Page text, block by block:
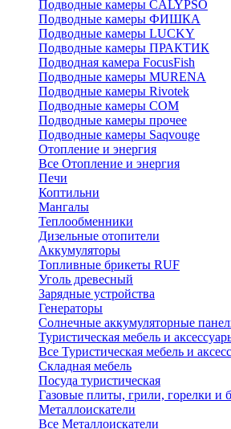
Подводные камеры CALYPSO
Подводные камеры ФИШКА
Подводные камеры LUCKY
Подводные камеры ПРАКТИК
Подводная камера FocusFish
Подводные камеры MURENA
Подводные камеры Rivotek
Подводные камеры СОМ
Подводные камеры прочее
Подводные камеры Saqvouge
Отопление и энергия
Все Отопление и энергия
Печи
Коптильни
Мангалы
Теплообменники
Дизельные отопители
Аккумуляторы
Топливные брикеты RUF
Уголь древесный
Зарядные устройства
Генераторы
Солнечные аккумуляторные
Туристическая мебель и
Все Туристическая мебель и
Складная мебель
Посуда туристическая
Газовые плиты, грили, горелки и
Металлоискатели
Все Металлоискатели